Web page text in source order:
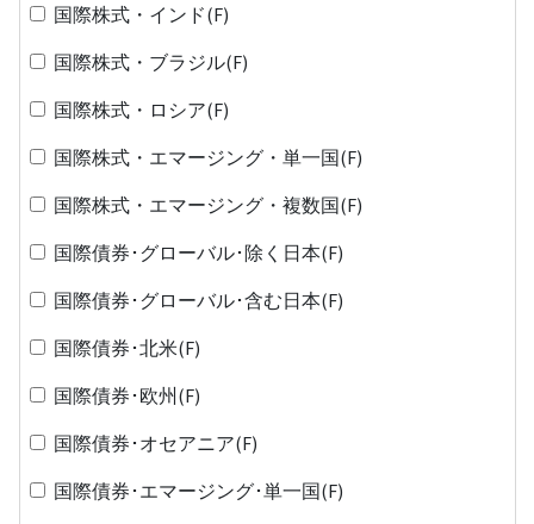
国際株式・インド(F)
国際株式・ブラジル(F)
国際株式・ロシア(F)
国際株式・エマージング・単一国(F)
国際株式・エマージング・複数国(F)
国際債券･グローバル･除く日本(F)
国際債券･グローバル･含む日本(F)
国際債券･北米(F)
国際債券･欧州(F)
国際債券･オセアニア(F)
国際債券･エマージング･単一国(F)